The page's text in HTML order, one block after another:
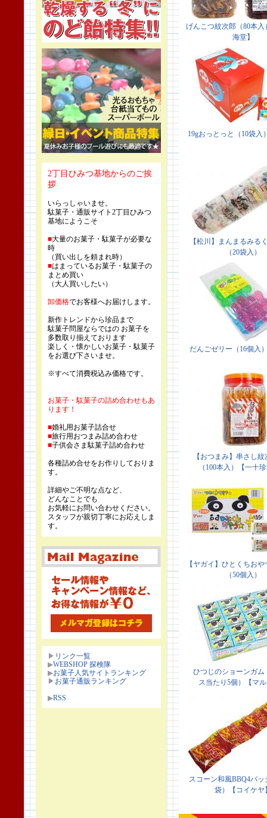
2丁目ひみつ基地からのご挨
拶
いらっしゃいませ。
駄菓子・通販サイト2丁目ひみつ
基地にようこそ
■大量のお菓子・駄菓子が必要な
時
（買い出しを頼まれ時）
■はまっているお菓子・駄菓子の
まとめ買い
（大人買いしたい）
卸価格でお客様へお届けします。
新作トレンドから珍品まで
駄菓子問屋ならではの お菓子を
多数取り揃えております
楽しく・懐かしいお菓子・駄菓子
をお選び下さいませ。
※すべて消費税込み価格です。
お菓子・駄菓子の詰め合わせもあ
ります！
■婚礼用お菓子詰合せ
■旅行用おつまみ詰め合わせ
■子供会さま駄菓子詰め合わせ
各種詰め合せをお作りしておりま
す。
詳細やご不明な点など、
どんなことでも
お気軽にお問い合わせください。
スタッフが親切丁寧にお応えしま
す。
▶ リンク一覧
▶WEBSHOP 探検隊
▶お菓子人気サイトランキング
▶ お菓子通販ランキング
▶RSS